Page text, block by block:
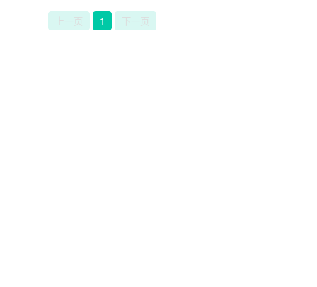
上一页 1 下一页